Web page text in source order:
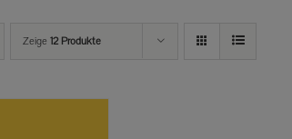
Zeige 12 Produkte